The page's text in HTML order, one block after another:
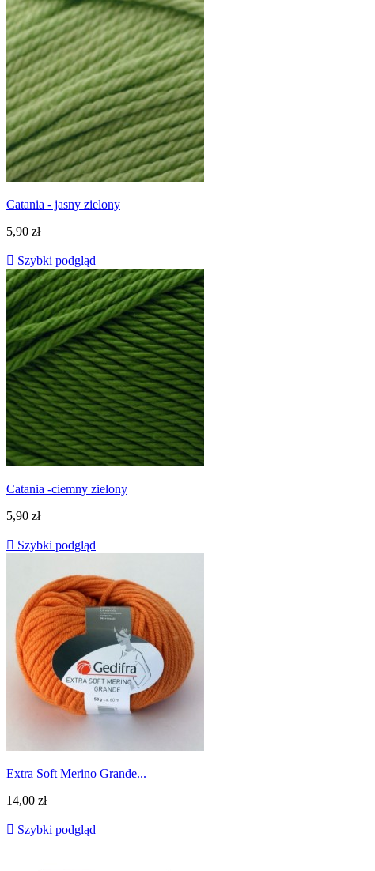
Catania - jasny zielony
5,90 zł
 Szybki podgląd
Catania -ciemny zielony
5,90 zł
 Szybki podgląd
Extra Soft Merino Grande...
14,00 zł
 Szybki podgląd